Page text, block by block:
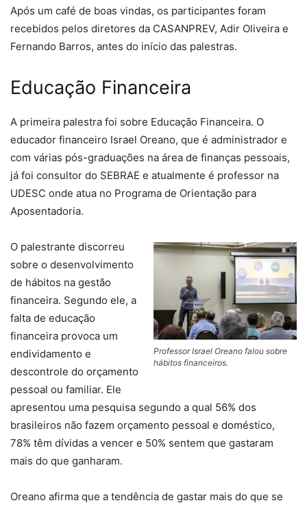
Após um café de boas vindas, os participantes foram
recebidos pelos diretores da CASANPREV, Adir Oliveira e
Fernando Barros, antes do início das palestras.
Educação Financeira
A primeira palestra foi sobre Educação Financeira. O
educador financeiro Israel Oreano, que é administrador e
com várias pós-graduações na área de finanças pessoais,
já foi consultor do SEBRAE e atualmente é professor na
UDESC onde atua no Programa de Orientação para
Aposentadoria.
Professor Israel Oreano falou sobre
hábitos financeiros.
O palestrante discorreu
sobre o desenvolvimento
de hábitos na gestão
financeira. Segundo ele, a
falta de educação
financeira provoca um
endividamento e
descontrole do orçamento
pessoal ou familiar. Ele
apresentou uma pesquisa segundo a qual 56% dos
brasileiros não fazem orçamento pessoal e doméstico,
78% têm dívidas a vencer e 50% sentem que gastaram
mais do que ganharam.
Oreano afirma que a tendência de gastar mais do que se